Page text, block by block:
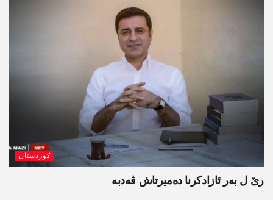
کوردستان
رێ ل بەر ئازادکرنا دەمیرتاش ڤەدبە